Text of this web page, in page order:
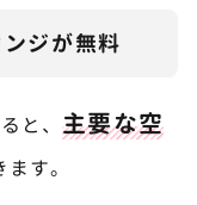
ジが無料
と、主要な空
す。